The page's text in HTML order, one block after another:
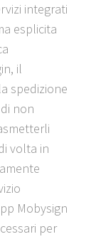
integrati
esplicita
il
spedizione
non
volta in
Mobysign
per